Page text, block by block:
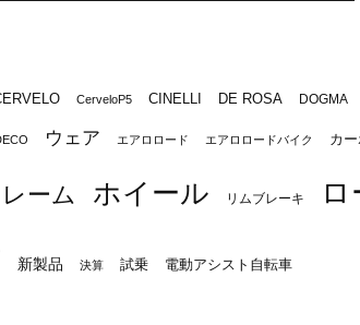
CerveloP5 CINELLI DE ROSA DOGMA
ウェア エアロロード エアロロードバイク カ
ーム ホイール リムブレーキ
新製品 決算 試乗 電動アシスト自転車